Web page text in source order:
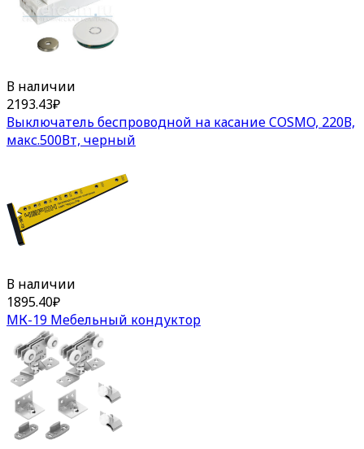
В наличии
2193.43₽
Выключатель беспроводной на касание COSMO, 220В,
макс.500Вт, черный
В наличии
1895.40₽
МК-19 Мебельный кондуктор